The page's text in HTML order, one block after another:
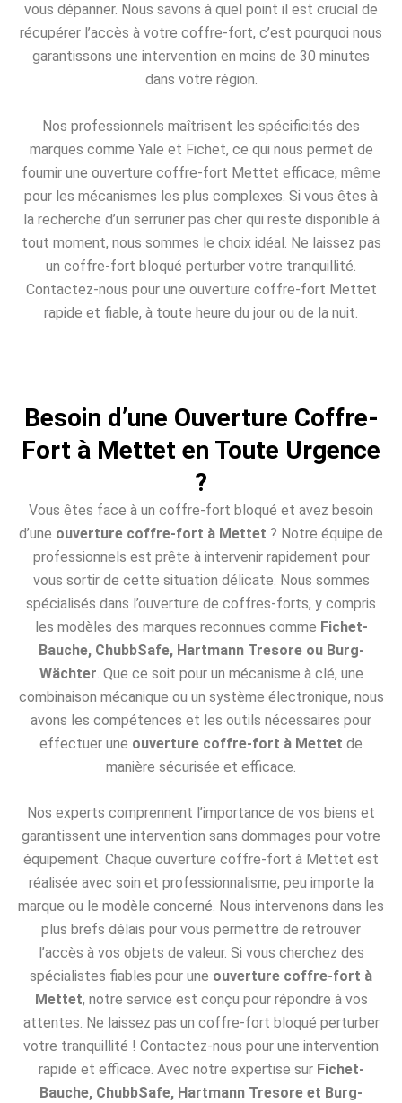
vous dépanner. Nous savons à quel point il est crucial de
récupérer l’accès à votre coffre-fort, c’est pourquoi nous
garantissons une intervention en moins de 30 minutes
dans votre région.
Nos professionnels maîtrisent les spécificités des
marques comme Yale et Fichet, ce qui nous permet de
fournir une ouverture coffre-fort Mettet efficace, même
pour les mécanismes les plus complexes. Si vous êtes à
la recherche d’un serrurier pas cher qui reste disponible à
tout moment, nous sommes le choix idéal. Ne laissez pas
un coffre-fort bloqué perturber votre tranquillité.
Contactez-nous pour une ouverture coffre-fort Mettet
rapide et fiable, à toute heure du jour ou de la nuit.
Besoin d’une Ouverture Coffre-
Fort à Mettet en Toute Urgence
?
Vous êtes face à un coffre-fort bloqué et avez besoin
d’une ouverture coffre-fort à Mettet ? Notre équipe de
professionnels est prête à intervenir rapidement pour
vous sortir de cette situation délicate. Nous sommes
spécialisés dans l’ouverture de coffres-forts, y compris
les modèles des marques reconnues comme Fichet-
Bauche, ChubbSafe, Hartmann Tresore ou Burg-
Wächter . Que ce soit pour un mécanisme à clé, une
combinaison mécanique ou un système électronique, nous
avons les compétences et les outils nécessaires pour
effectuer une ouverture coffre-fort à Mettet de
manière sécurisée et efficace.
Nos experts comprennent l’importance de vos biens et
garantissent une intervention sans dommages pour votre
équipement. Chaque ouverture coffre-fort à Mettet est
réalisée avec soin et professionnalisme, peu importe la
marque ou le modèle concerné. Nous intervenons dans les
plus brefs délais pour vous permettre de retrouver
l’accès à vos objets de valeur. Si vous cherchez des
spécialistes fiables pour une ouverture coffre-fort à
Mettet, notre service est conçu pour répondre à vos
attentes. Ne laissez pas un coffre-fort bloqué perturber
votre tranquillité ! Contactez-nous pour une intervention
rapide et efficace. Avec notre expertise sur Fichet-
Bauche, ChubbSafe, Hartmann Tresore et Burg-